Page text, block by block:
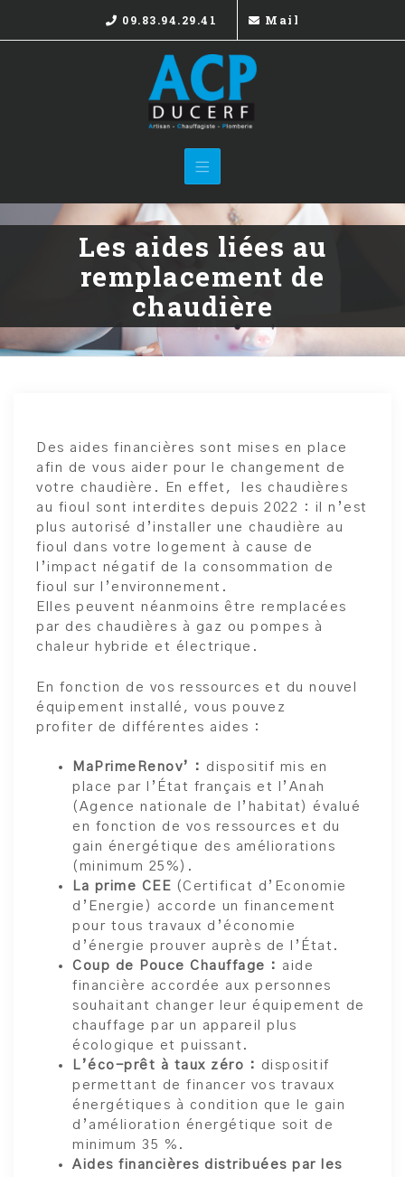
09.83.94.29.41 Mail
Les aides liées au
remplacement de
chaudière
Des aides financières sont mises en place
afin de vous aider pour le changement de
votre chaudière. En effet, les chaudières
au fioul sont interdites depuis 2022 : il n’est
plus autorisé d’installer une chaudière au
fioul dans votre logement à cause de
l’impact négatif de la consommation de
fioul sur l’environnement.
Elles peuvent néanmoins être remplacées
par des chaudières à gaz ou pompes à
chaleur hybride et électrique.
En fonction de vos ressources et du nouvel
équipement installé, vous pouvez
profiter de différentes aides :
MaPrimeRenov’ : dispositif mis en
place par l’État français et l’Anah
(Agence nationale de l’habitat) évalué
en fonction de vos ressources et du
gain énergétique des améliorations
(minimum 25%).
La prime CEE (Certificat d’Economie
d’Energie) accorde un financement
pour tous travaux d’économie
d’énergie prouver auprès de l’État.
Coup de Pouce Chauffage : aide
financière accordée aux personnes
souhaitant changer leur équipement de
chauffage par un appareil plus
écologique et puissant.
L’éco-prêt à taux zéro : dispositif
permettant de financer vos travaux
énergétiques à condition que le gain
d’amélioration énergétique soit de
minimum 35 %.
Aides financières distribuées par les